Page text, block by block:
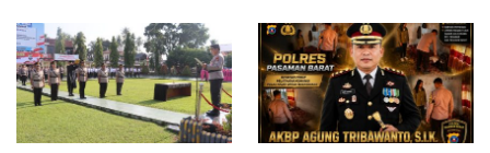
Bencana
Perlengkapan Keselamatan
Berkendara